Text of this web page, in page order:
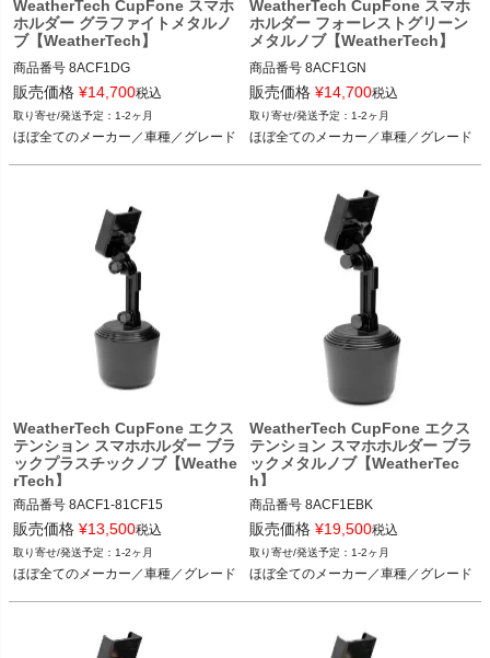
WeatherTech CupFone スマホ
ホルダー グラファイトメタルノ
ブ【WeatherTech】
商品番号 8ACF1DG
8ACF1DG
ほぼ全てのメーカー／車種／グレード
販売価格 ¥14,700税込
1-2ヶ月
ほぼ全てのメーカー／車種／グレード
WeatherTech CupFone スマホ
ホルダー フォーレストグリーン
メタルノブ【WeatherTech】
商品番号 8ACF1GN
8ACF1GN
ほぼ全てのメーカー／車種／グレード
販売価格 ¥14,700税込
1-2ヶ月
ほぼ全てのメーカー／車種／グレード
WeatherTech CupFone エクス
テンション スマホホルダー ブラ
ックプラスチックノブ【Weathe
rTech】
商品番号 8ACF1-81CF15
8ACF1-81CF15
ほぼ全てのメーカー／車種／グレード
販売価格 ¥13,500税込
1-2ヶ月
ほぼ全てのメーカー／車種／グレード
WeatherTech CupFone エクス
テンション スマホホルダー ブラ
ックメタルノブ【WeatherTec
h】
商品番号 8ACF1EBK
8ACF1EBK
ほぼ全てのメーカー／車種／グレード
販売価格 ¥19,500税込
1-2ヶ月
ほぼ全てのメーカー／車種／グレード